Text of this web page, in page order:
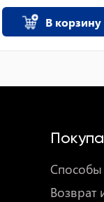
В корзину
Способы
Возврат